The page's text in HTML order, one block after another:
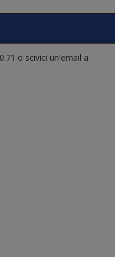
o scivici un'email a